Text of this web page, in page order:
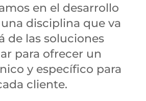
en el desarrollo
disciplina que va
de las soluciones
para ofrecer un
y específico para
cliente.